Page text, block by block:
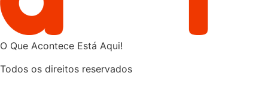
O Que Acontece Está Aqui!
Todos os direitos reservados